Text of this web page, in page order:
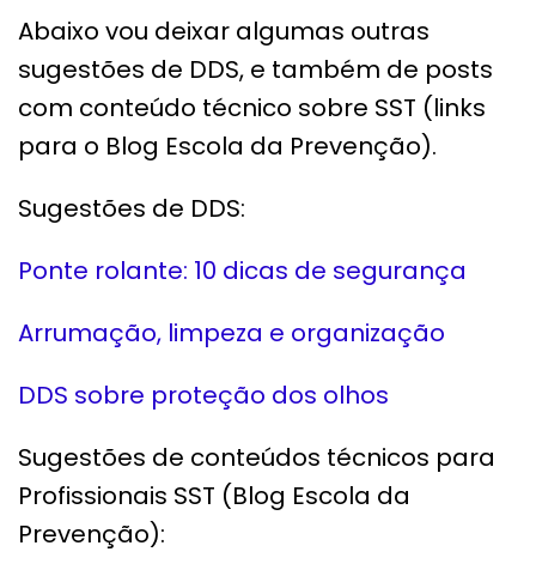
Abaixo vou deixar algumas outras
sugestões de DDS, e também de posts
com conteúdo técnico sobre SST (links
para o Blog Escola da Prevenção).
Sugestões de DDS:
Ponte rolante: 10 dicas de segurança
Arrumação, limpeza e organização
DDS sobre proteção dos olhos
Sugestões de conteúdos técnicos para
Profissionais SST (Blog Escola da
Prevenção):